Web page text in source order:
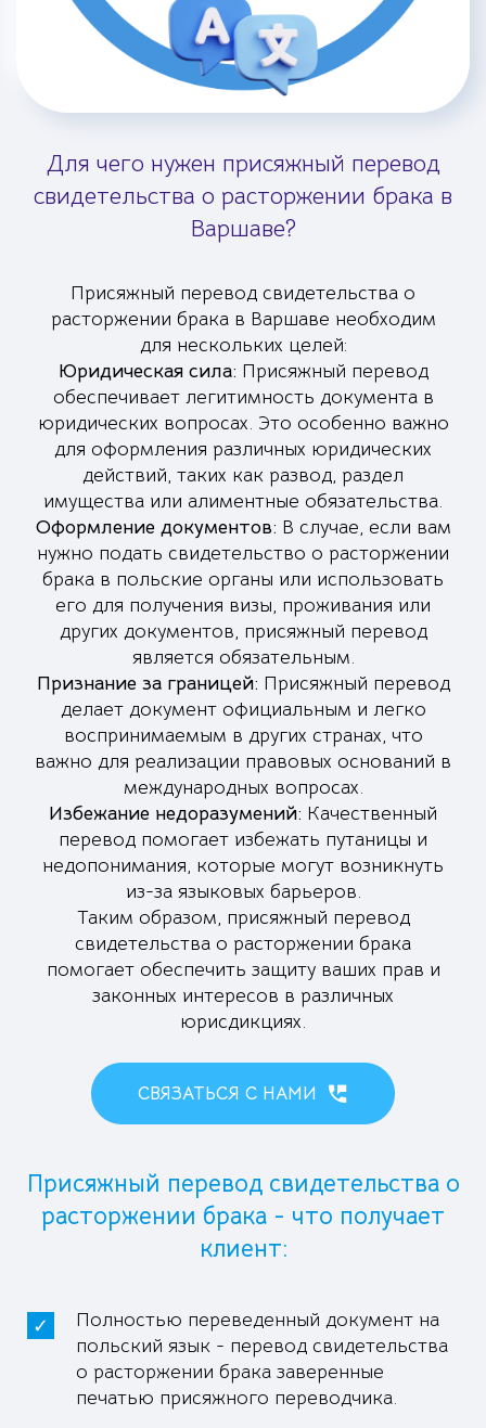
Для чего нужен присяжный перевод
свидетельства о расторжении брака в
Варшаве?
Присяжный перевод свидетельства о
расторжении брака в Варшаве необходим
для нескольких целей:
Юридическая сила: Присяжный перевод
обеспечивает легитимность документа в
юридических вопросах. Это особенно важно
для оформления различных юридических
действий, таких как развод, раздел
имущества или алиментные обязательства.
Оформление документов: В случае, если вам
нужно подать свидетельство о расторжении
брака в польские органы или использовать
его для получения визы, проживания или
других документов, присяжный перевод
является обязательным.
Признание за границей: Присяжный перевод
делает документ официальным и легко
воспринимаемым в других странах, что
важно для реализации правовых оснований в
международных вопросах.
Избежание недоразумений: Качественный
перевод помогает избежать путаницы и
недопонимания, которые могут возникнуть
из-за языковых барьеров.
Таким образом, присяжный перевод
свидетельства о расторжении брака
помогает обеспечить защиту ваших прав и
законных интересов в различных
юрисдикциях.
СВЯЗАТЬСЯ С НАМИ
Присяжный перевод свидетельства о
расторжении брака - что получает
клиент:
Полностью переведенный документ на
польский язык - перевод свидетельства
о расторжении брака заверенные
печатью присяжного переводчика.